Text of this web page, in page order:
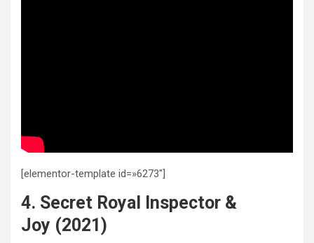
[elementor-template id=»6273″]
4. Secret Royal Inspector &
Joy (2021)